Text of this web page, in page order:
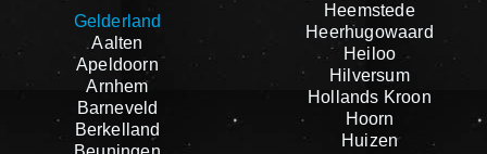
Gelderland
Aalten
Apeldoorn
Arnhem
Barneveld
Berkelland
Heemstede
Heerhugowaard
Heiloo
Hilversum
Hollands Kroon
Hoorn
Huizen